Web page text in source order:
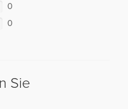
0
0
Sie